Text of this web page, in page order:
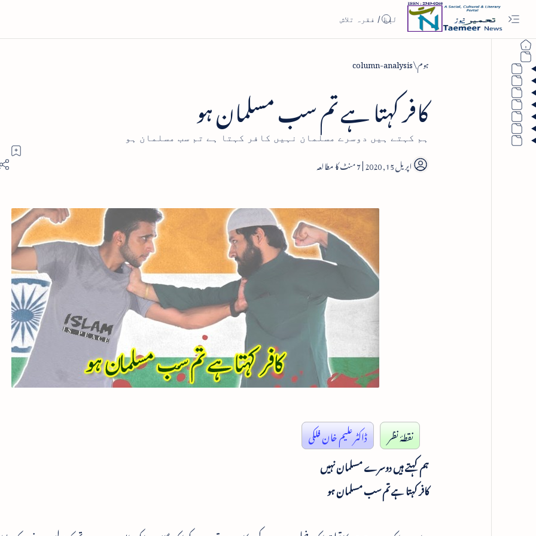
ہوم column-analysis
کافر کہتا ہے تم سب مسلمان ہو
ہم کہتے ہیں دوسرے مسلمان نہیں کافر کہتا ہے تم سب مسلمان ہو
7
نقطۂ نظر
ڈاکٹر علیم خان فلکی
ہم کہتے ہیں دوسرے مسلمان نہیں
کافر کہتا ہے تم سب مسلمان ہو